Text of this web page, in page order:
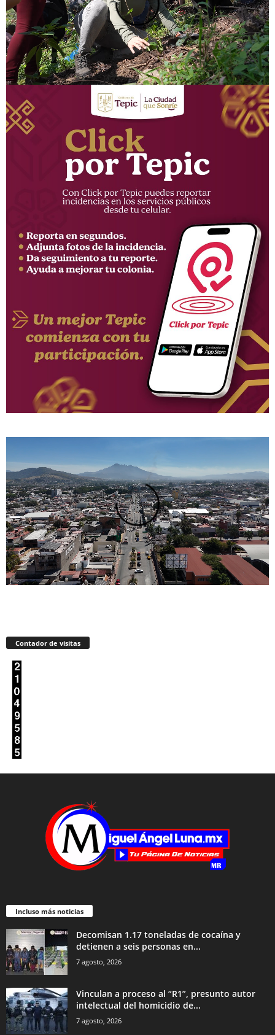
Contador de visitas
Incluso más noticias
Decomisan 1.17 toneladas de cocaína y
detienen a seis personas en...
7 agosto, 2026
Vinculan a proceso al “R1”, presunto autor
intelectual del homicidio de...
7 agosto, 2026